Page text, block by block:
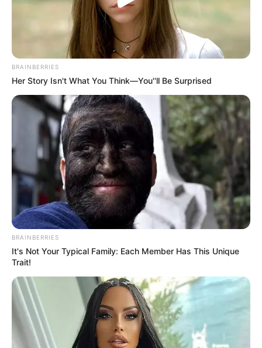
*Pflichtfelder
Das Wissen, das die Bauern schon seit Jahrtausenden
bei der Tier- und Pflanzenzucht anwenden, hatte
Charles Darwin 1858 der universitären Welt gelehrt. Die
mussten die Abstammungslehre ja endlich auch mal
lernen.
weitere Kalauer
Quermania folgen: Impressum & Kontakt
Smartphone Startseite
Suchen:
BRAINBERRIES
Her Story Isn't What You Think—You''ll Be Surprised
BRAINBERRIES
It's Not Your Typical Family: Each Member Has This Unique
Trait!